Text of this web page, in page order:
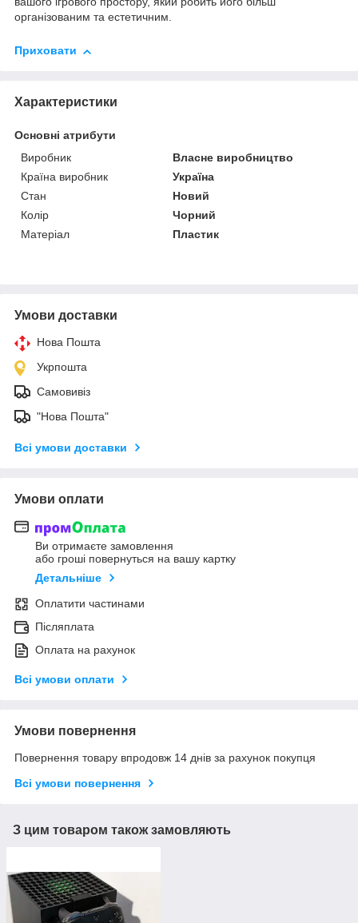
організованим та естетичним.
Приховати
Характеристики
Основні атрибути
Виробник
Власне виробництво
Країна виробник
Україна
Стан
Новий
Колір
Чорний
Матеріал
Пластик
Умови доставки
Нова Пошта
Укрпошта
Самовивіз
"Нова Пошта"
Всі умови доставки
Умови оплати
Ви отримаєте замовлення
або гроші повернуться на вашу картку
Детальніше
Оплатити частинами
Післяплата
Оплата на рахунок
Всі умови оплати
Умови повернення
Повернення товару впродовж 14 днів за рахунок покупця
Всі умови повернення
З цим товаром також замовляють